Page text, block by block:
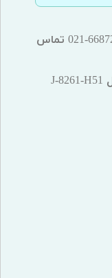
جهت استعلام قیمت با شماره 66872408-021 تماس